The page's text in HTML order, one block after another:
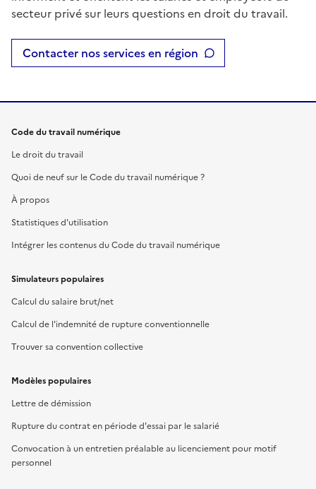
secteur privé sur leurs questions en droit du travail.
Contacter nos services en région
Code du travail numérique
Le droit du travail
Quoi de neuf sur le Code du travail numérique ?
À propos
Statistiques d'utilisation
Intégrer les contenus du Code du travail numérique
Simulateurs populaires
Calcul du salaire brut/net
Calcul de l'indemnité de rupture conventionnelle
Trouver sa convention collective
Modèles populaires
Lettre de démission
Rupture du contrat en période d'essai par le salarié
Convocation à un entretien préalable au licenciement pour motif
personnel